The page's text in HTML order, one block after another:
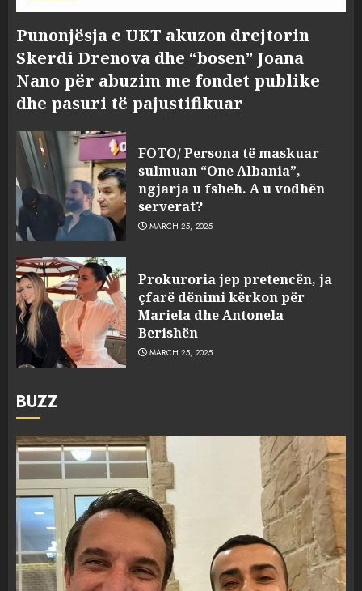
Punonjësja e UKT akuzon drejtorin
Skerdi Drenova dhe “bosen” Joana
Nano për abuzim me fondet publike
dhe pasuri të pajustifikuar
FOTO/ Persona të maskuar
sulmuan “One Albania”,
ngjarja u fsheh. A u vodhën
serverat?
MARCH 25, 2025
Prokuroria jep pretencën, ja
çfarë dënimi kërkon për
Mariela dhe Antonela
Berishën
MARCH 25, 2025
BUZZ